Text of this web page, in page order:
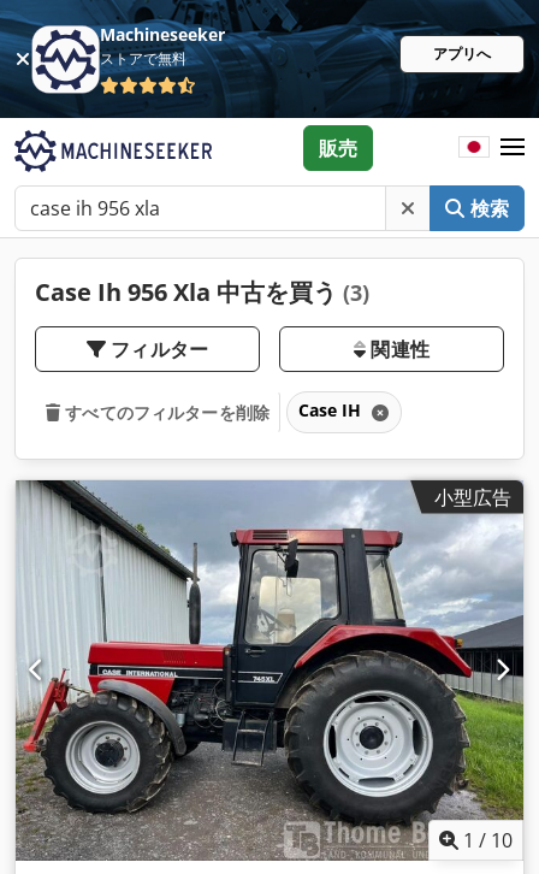
Machineseeker
ストアで無料 アプリへ
検索
販売
Case Ih 956 Xla 中古を買う (3)
フィルター 関連性
すべてのフィルターを削除 Case IH
小型広告
1 / 10